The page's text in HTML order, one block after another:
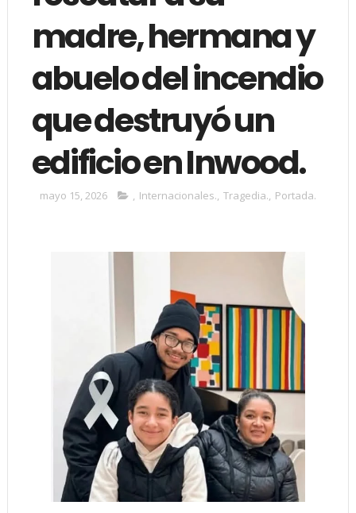
madre, hermana y
abuelo del incendio
que destruyó un
edificio en Inwood.
mayo 15, 2026 , Internacionales., Tragedia., Portada.